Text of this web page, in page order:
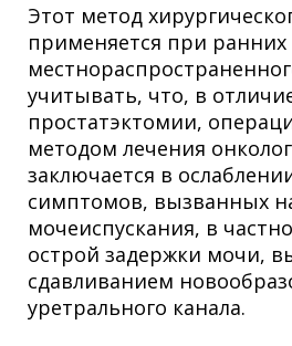
Этот метод
применяется при ранних
учитывать, что, в
простатэктомии,
методом лечения
заключается в
симптомов, вызванных
мочеиспускания, в
острой задержки мочи,
сдавливанием
уретрального канала.